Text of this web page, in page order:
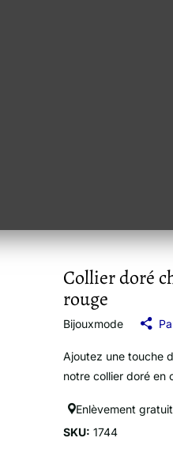
Collier doré
rouge
Bijouxmode
Ajoutez une touche
notre collier doré en
Enlèvement
SKU: 1744